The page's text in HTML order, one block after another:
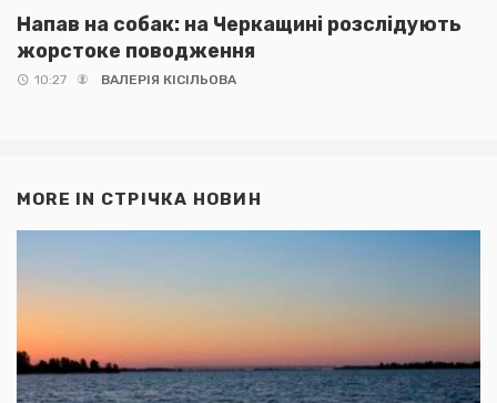
Напав на собак: на Черкащині розслідують
жорстоке поводження
10:27 ВАЛЕРІЯ КІСІЛЬОВА
MORE IN СТРІЧКА НОВИН